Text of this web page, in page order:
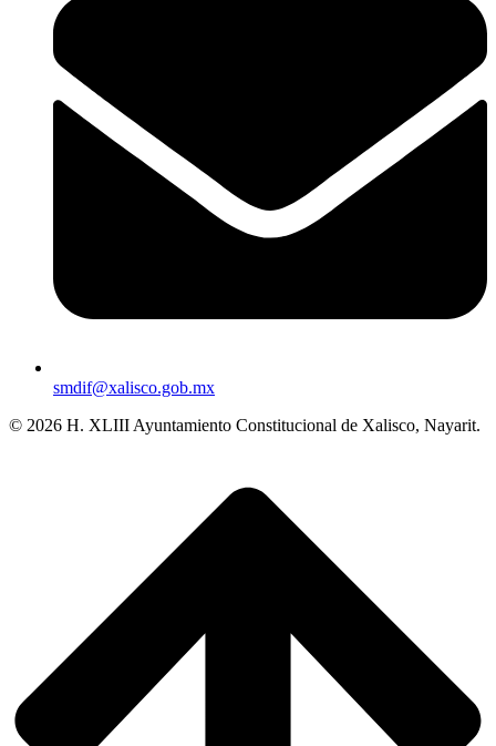
smdif@xalisco.gob.mx
© 2026 H. XLIII Ayuntamiento Constitucional de Xalisco, Nayarit.